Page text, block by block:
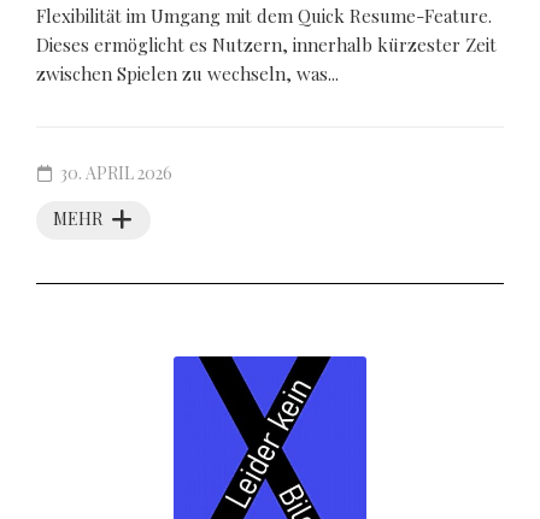
Flexibilität im Umgang mit dem Quick Resume-Feature.
Dieses ermöglicht es Nutzern, innerhalb kürzester Zeit
zwischen Spielen zu wechseln, was...
MEHR
30. APRIL 2026